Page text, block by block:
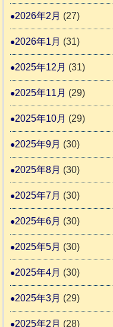
2026年2月 (27)
2026年1月 (31)
2025年12月 (31)
2025年11月 (29)
2025年10月 (29)
2025年9月 (30)
2025年8月 (30)
2025年7月 (30)
2025年6月 (30)
2025年5月 (30)
2025年4月 (30)
2025年3月 (29)
2025年2月 (28)